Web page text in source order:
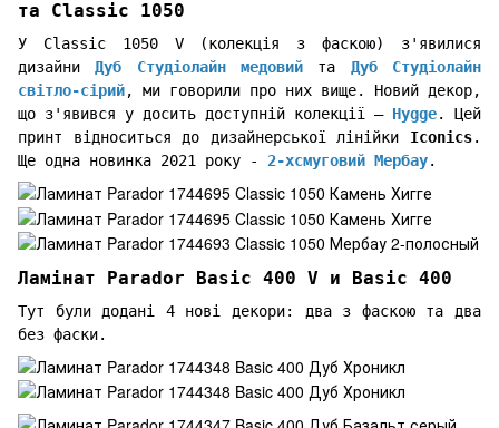
та Classic 1050
У Classic 1050 V (колекція з фаскою) з'явилися
дизайни Дуб Студіолайн медовий та Дуб Студіолайн
світло-сірий, ми говорили про них вище. Новий декор,
що з'явився у досить доступній колекції – Hygge. Цей
принт відноситься до дизайнерської лінійки Iconics.
Ще одна новинка 2021 року - 2-хсмуговий Мербау.
Ламінат Parador Basic 400 V и Basic 400
Тут були додані 4 нові декори: два з фаскою та два
без фаски.